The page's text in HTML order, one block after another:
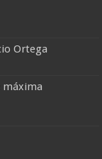
Ortega
máxima